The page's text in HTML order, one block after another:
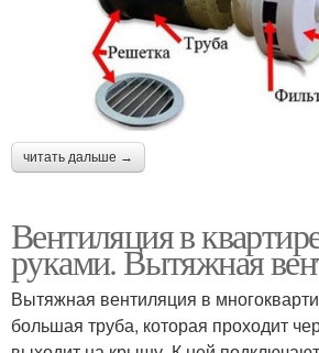
читать дальше →
Вентиляция в
руками. Вытяжная
Вытяжная вентиляция в
большая труба, которая проходит